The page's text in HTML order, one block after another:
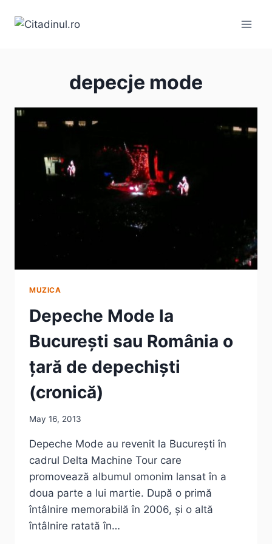
depecje mode
MUZICA
Depeche Mode la
București sau România o
țară de depechiști
(cronică)
May 16, 2013
Depeche Mode au revenit la București în
cadrul Delta Machine Tour care
promovează albumul omonim lansat în a
doua parte a lui martie. După o primă
întâlnire memorabilă în 2006, și o altă
întâlnire ratată în…